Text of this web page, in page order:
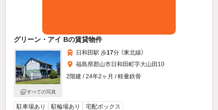
グリーン・アイ Bの賃貸物件
すべての写真
日和田駅 歩17分 （東北線）
福島県郡山市日和田町字大山田10
2階建 / 24年2ヶ月 / 軽量鉄骨
駐車場あり 駐輪場あり 宅配ボックス